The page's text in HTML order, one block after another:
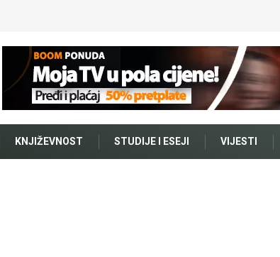
KNJIŽEVNOST STUDIJE I ESEJI VIJESTI